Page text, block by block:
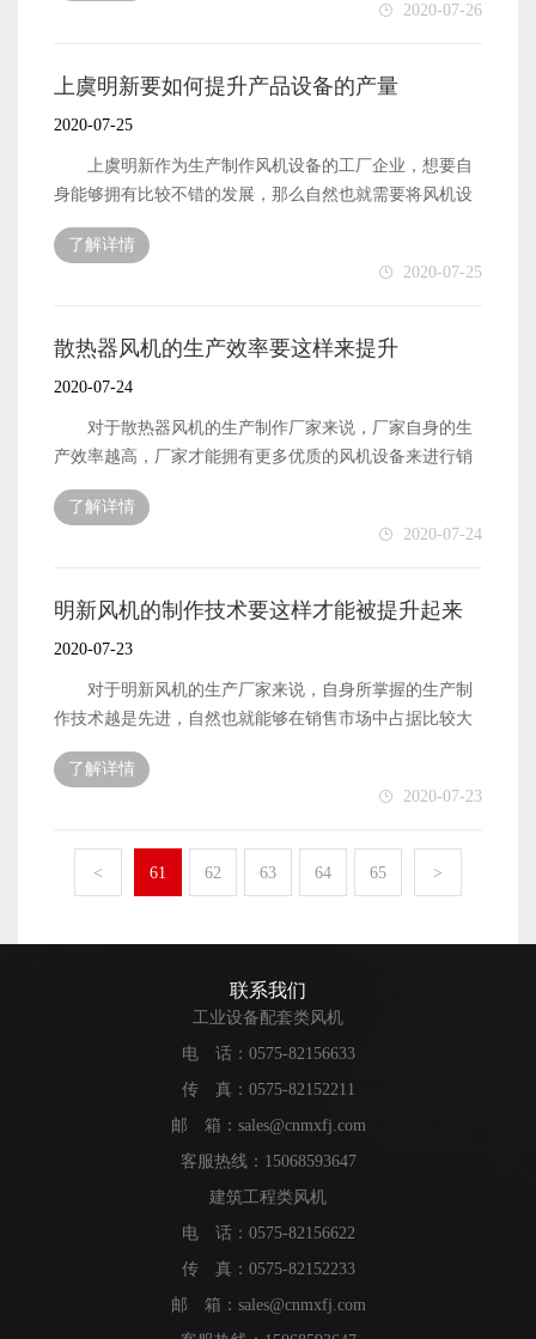
来的产品质量是否能够拥有更好的质量，更大地传承生产
进了。 以上便是与明新风机这一品牌的风机产品的质
量有关系的一些因素了。厂家想要自身做好生产效率的保
障工作一定要做好的相关工作内容了。
要做好设备的销售工作，也就需要厂家能够将设备的出售
程中，应该关注哪些事项呢?下面本文就来简单地介绍一
身的生产制作成本的计算工作了，产品的销售价格是一定
要比产品的生产制作成本要高的，只有这样才能确保产品
在被销售出去之后，厂家能够获得经济收入。因此，做好
产品出售价格应该在什么价位了。 防爆风机的出售价
格除了与生产制作成本有关之外，还有便是与同类产品所
要了解清楚产品的市场价位，然后根据产品的市场价位来
制定自己生产的产品的出售价格。只有这样才能确保自己
销售的风机设备能够拥有比较不错的销量，才能在如今的
市场中占据有利的地位。
2020-07-26
上虞明新要如何提升产品设备的产量
2020-07-25
上虞明新作为生产制作风机设备的工厂企业，想要自
身能够拥有比较不错的发展，那么自然也就需要将风机设
备的产量提升起来，这样才能将风机设备的销量也提升起
来。厂家企业能够销售出去更多的产品，也就意味着工厂
自身能够拥有比较多的经济收入。工厂的经济收入高了之
明新企业要怎么来提升自己的产品产量呢?下面本文就来简
提升起来，首先需要做好的便是风机设备的产前准备工作
了。产前准备工作做好了，才能确保厂家的生产加工工作
可以比较快速高效地进行。产前准备工作的主要内容便
相关安排工作，以及工厂的生产环境优化工作了。上虞明
新企业能够合理安排这些工作，也就能够确保厂家可以将
生产加工效率，自然也就可以将产品的产量提升起来了。
上虞明新想要将自身的产品产量提升起来，还需要做
好的便是自身的生产规模扩大工作了。厂家的生产规模越
大，那么在单位时间内能够生产制作出来的产品自然也就
越多了。
了解详情
2020-07-25
散热器风机的生产效率要这样来提升
2020-07-24
对于散热器风机的生产制作厂家来说，厂家自身的生
产效率越高，厂家才能拥有更多优质的风机设备来进行销
售工作。厂家能够有更多的风机设备来进行销售，那么自
然可以将工厂自身的生产效率提升起来了。因此，风机厂
家也就会比较关注，如何来提升自己的生产效率。下面本
效率。 散热器风机的生产效率想要被提升起来，首先
采购回来的原材料数量和质量都拥有了保障，那么自然也
就能够确保厂家的生产加工工作可以高效快速地进行下去
了，自然也就能够将自身的生产效率提升起来了。 散
生产原材料的采购工作之外，还有便是需要将工厂自身的
生产技术提升起来了。厂家掌握的生产技术越先进和专
的相关工作内容了。
了解详情
2020-07-24
明新风机的制作技术要这样才能被提升起来
2020-07-23
对于明新风机的生产厂家来说，自身所掌握的生产制
作技术越是先进，自然也就能够在销售市场中占据比较大
的市场份额了。明新厂家能够占据比较大的市场份额，那
么工厂自身的发展速度也就能够拥有比较有效的提升了。
那么，明新风机的生产制作技术要怎么才能被提升起来，
明新风机的制作技术想要被提升起来，首先便是需要
厂家做好市场信息调查了解工作了。厂家对市场信息有了
场中先进的技术之间存在的差距。只要生产厂家知道了自
身所掌握的生产技术应该怎么来改进，才能确保自己能够
真正有效地将自己的生产技术提升起来了。 明新风机
了解工作之外，还需要厂家做好的便是员工的培训工作
了。员工的培训工作做好了之后，才能确保工厂中进行生
产加工工作的员工都能够掌握专业先进的生产技术，这样
才能确保厂家可以真正地实现生产技术地提升工作了。
了解详情
2020-07-23
< 61 62 63 64 65 >
联系我们
工业设备配套类风机
电 话：0575-82156633
传 真：0575-82152211
邮 箱：sales@cnmxfj.com
客服热线：15068593647
建筑工程类风机
电 话：0575-82156622
传 真：0575-82152233
邮 箱：sales@cnmxfj.com